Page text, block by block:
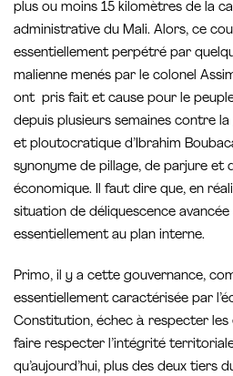
plus ou moins 15 kilomètres de la
administrative du Mali. Alors, ce
essentiellement perpétré par
malienne menés par le colonel
ont pris fait et cause pour le
depuis plusieurs semaines contre
et ploutocratique d’Ibrahim
synonyme de pillage, de parjure et
économique. Il faut dire que, en
situation de déliquescence
essentiellement au plan interne.
Primo, il y a cette gouvernance,
essentiellement caractérisée par
Constitution, échec à respecter les
faire respecter l’intégrité
qu’aujourd’hui, plus des deux tiers